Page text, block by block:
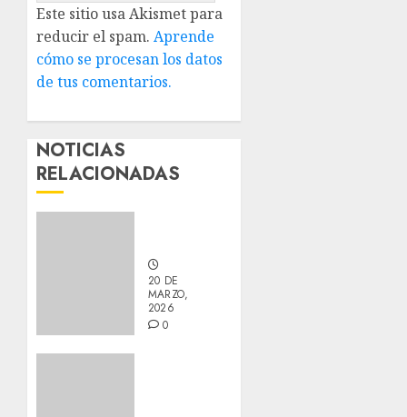
Este sitio usa Akismet para
reducir el spam. Aprende
cómo se procesan los datos
de tus comentarios.
NOTICIAS
RELACIONADAS
20 DE
MARZO,
2026
0